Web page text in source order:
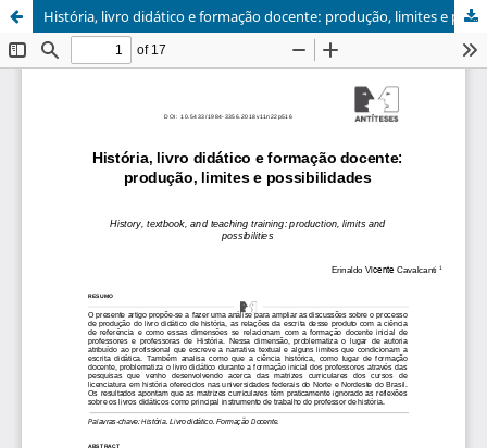
História, livro didático e formação docente: produção, limites e possibilidades